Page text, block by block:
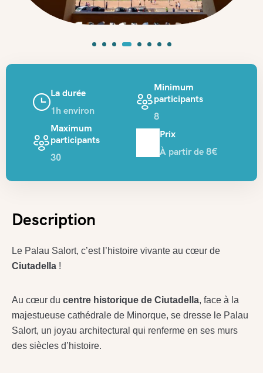
La durée
1h environ
Minimum
participants
8
Maximum
participants
30
Prix
À partir de 8€
Description
Le Palau Salort, c’est l’histoire vivante au cœur de
Ciutadella !
Au cœur du centre historique de Ciutadella, face à la
majestueuse cathédrale de Minorque, se dresse le Palau
Salort, un joyau architectural qui renferme en ses murs
des siècles d’histoire.